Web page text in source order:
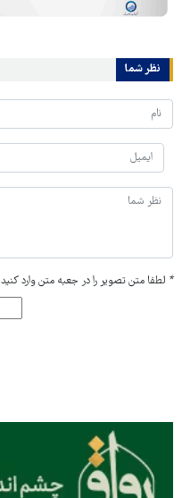
نظر شما
* لطفا متن تصویر را در جعبه متن وارد کنید